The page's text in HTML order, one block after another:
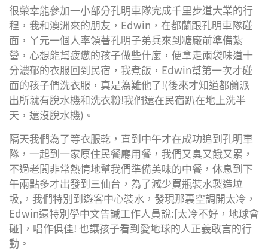
Plus
很榮幸能參加一小部分孔明車隊完成千里步道大業的行
程，我和澳洲來的朋友，Edwin，在都蘭跟孔明車隊碰
面，ㄚ元一個人率領著孔明子弟兵來到糖廠前準備紮
營，心想能幫疲憊的孩子做些什麼，便拿走兩袋味道十
分濃郁的衣服回到民宿，我煮飯，Edwin幫第一次才碰
面的孩子們洗衣服，真是為難他了!(後來才知道都蘭派
出所就有脫水機和洗衣粉!我們還在民宿趴在地上洗半
天，還沒脫水機)。
隔天我們為了等衣服乾，直到中午才在成功追到孔明車
隊，一起到一家原住民餐廳用餐，我們又臭又餓又累，
不過老闆非常熱情地幫我們準備美味的中餐，休息到下
午兩點多才出發到三仙台，為了減少買瓶裝水製造垃
圾,，我們特別到遊客中心裝水，發現那裏空調開太冷，
Edwin還特別學中文告誡工作人員說:[太冷不好，地球會
碰]，唱作俱佳! 也讓孩子看到愛地球的人正義敢言的行
動。